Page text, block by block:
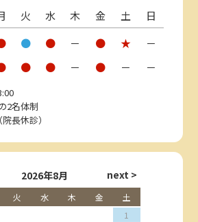
火 水 木 金 土
日
● ● － ● ★
－
● ● － ● － －
2名体制
長休診）
2026年8月
火 水 木 金
土
1